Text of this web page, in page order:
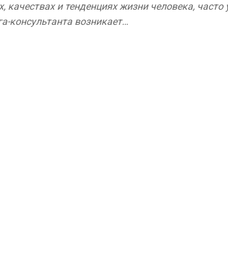
качествах и тенденциях жизни человека, часто
консультанта возникает…